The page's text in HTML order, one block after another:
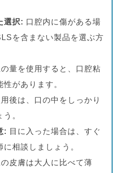
選択: 口腔内に傷がある場
を含まない製品を選ぶ方
量を使用すると、口腔粘
があります。
後は、口の中をしっかり
。
: 目に入った場合は、すぐ
相談しましょう。
皮膚は大人に比べて薄